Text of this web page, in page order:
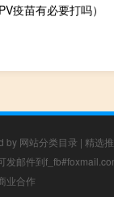
疫苗有必要打吗）
by 网站分类目录 | 精选
发邮件到
业合作